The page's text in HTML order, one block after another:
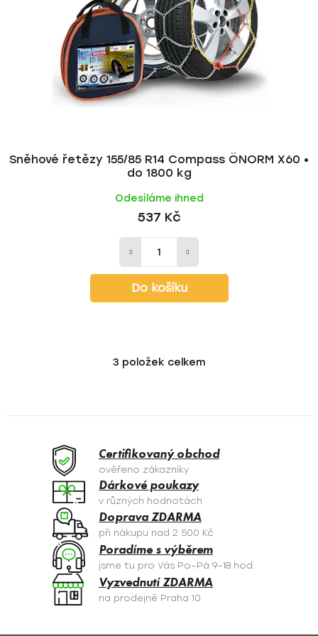
Sněhové řetězy 155/85 R14 Compass ÖNORM X60 •
do 1800 kg
Odesíláme ihned
537 Kč
Do košíku
O
á
c
í
p
r
v
k
y
v
ý
p
3 položek celkem
Certifikovaný obchod
ověřeno zákazníky
Dárkové poukazy
v různých hodnotách
Doprava ZDARMA
při nákupu nad 2 500 Kč
Poradíme s výběrem
jsme tu pro Vás Po–Pá 9–18 hod.
Vyzvednutí ZDARMA
na prodejně Praha 10